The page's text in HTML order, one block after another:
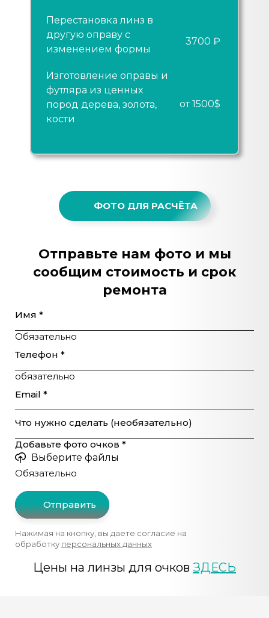
Перестановка линз в
другую оправу с
изменением формы
3700 ₽
Изготовление оправы и
футляра из ценных
пород дерева, золота,
кости
от 1500$
ФОТО ДЛЯ РАСЧЁТА
Отправьте нам фото и мы
сообщим стоимость и срок
ремонта
Имя *
Обязательно
Телефон *
обязательно
Email *
Что нужно сделать (необязательно)
Добавьте фото очков *
Обязательно
Выберите файлы
Отправить
Нажимая на кнопку, вы даете согласие на
обработку персональных данных
Цены на линзы для очков ЗДЕСЬ